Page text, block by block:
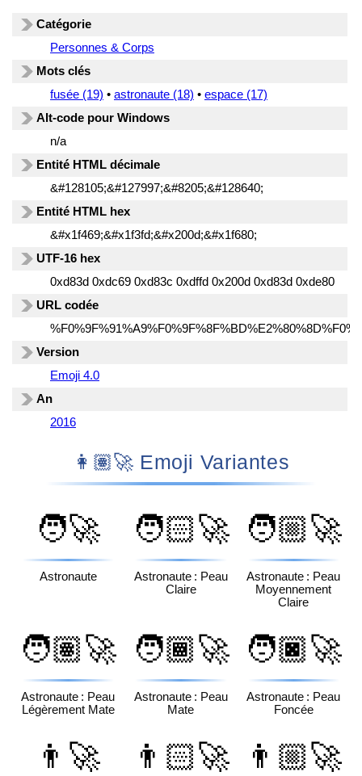
Catégorie
Personnes & Corps
Mots clés
fusée (19) • astronaute (18) • espace (17)
Alt-code pour Windows
n/a
Entité HTML décimale
&#128105;&#127997;&#8205;&#128640;
Entité HTML hex
&#x1f469;&#x1f3fd;&#x200d;&#x1f680;
UTF-16 hex
0xd83d 0xdc69 0xd83c 0xdffd 0x200d 0xd83d 0xde80
URL codée
Version
Emoji 4.0
An
2016
👩🏽‍🚀 Emoji Variantes
🧑‍🚀
Astronaute
🧑🏻‍🚀
Astronaute : Peau
Claire
🧑🏼‍🚀
Astronaute : Peau
Moyennement
Claire
🧑🏽‍🚀
Astronaute : Peau
Légèrement Mate
🧑🏾‍🚀
Astronaute : Peau
Mate
🧑🏿‍🚀
Astronaute : Peau
Foncée
👨‍🚀 👨🏻‍🚀 👨🏼‍🚀